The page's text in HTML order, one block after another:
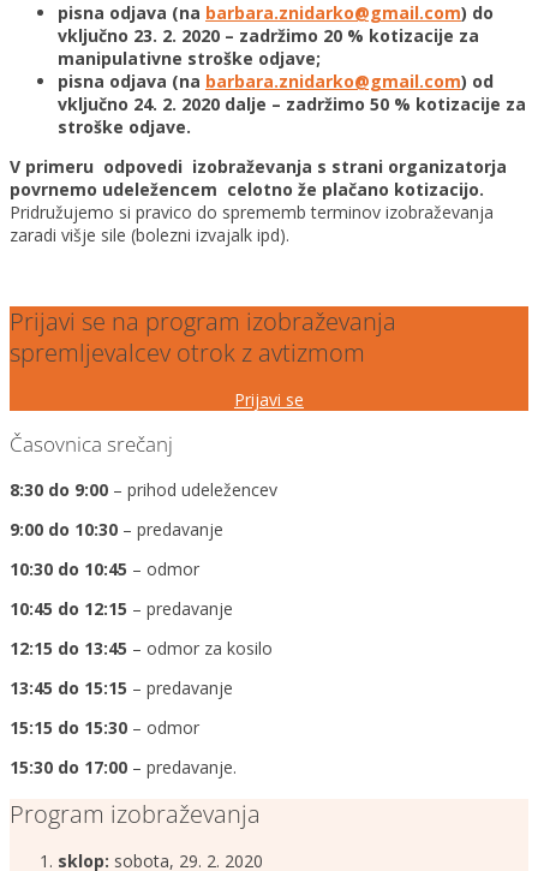
pisna odjava (na barbara.znidarko@gmail.com) do
vključno 23. 2. 2020 – zadržimo 20 % kotizacije za
manipulativne stroške odjave;
pisna odjava (na barbara.znidarko@gmail.com) od
vključno 24. 2. 2020 dalje – zadržimo 50 % kotizacije za
stroške odjave.
V primeru odpovedi izobraževanja s strani organizatorja
povrnemo udeležencem celotno že plačano kotizacijo.
Pridružujemo si pravico do sprememb terminov izobraževanja
zaradi višje sile (bolezni izvajalk ipd).
Prijavi se na program izobraževanja
spremljevalcev otrok z avtizmom
Prijavi se
Časovnica srečanj
8:30 do 9:00 – prihod udeležencev
9:00 do 10:30 – predavanje
10:30 do 10:45 – odmor
10:45 do 12:15 – predavanje
12:15 do 13:45 – odmor za kosilo
13:45 do 15:15 – predavanje
15:15 do 15:30 – odmor
15:30 do 17:00 – predavanje.
Program izobraževanja
sklop: sobota, 29. 2. 2020